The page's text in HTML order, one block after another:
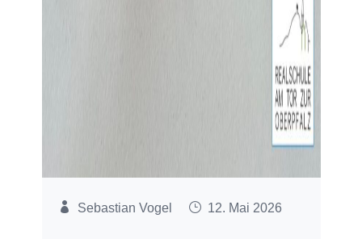
Sebastian Vogel 12. Mai 2026